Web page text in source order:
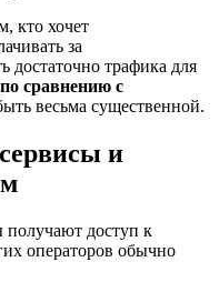
кто хочет
за
достаточно трафика для
сравнению с
весьма существенной.
и
получают доступ к
операторов обычно